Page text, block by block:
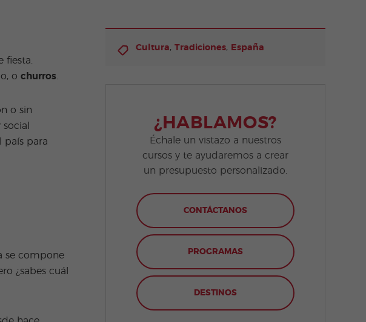
fiesta.
ochurros
o sin
país para
se compone
¿sabes cuál
Cultura, Tradiciones, España
¿HABLAMOS?
Échale un vistazo a nuestros
cursos y te ayudaremos a crear
un presupuesto personalizado.
CONTÁCTANOS
PROGRAMAS
DESTINOS